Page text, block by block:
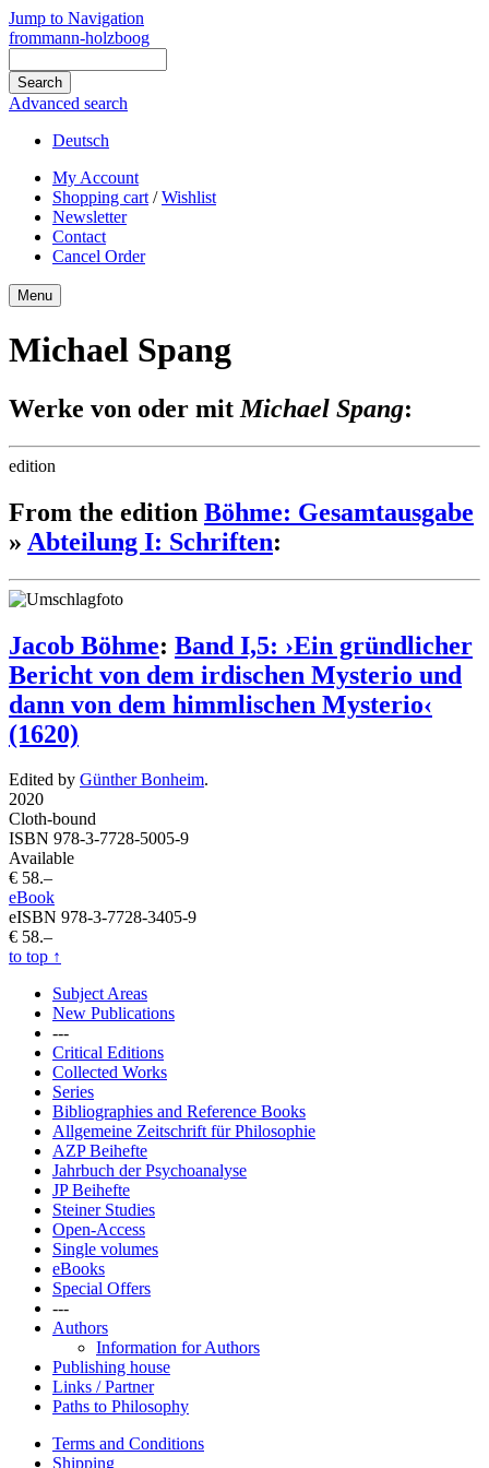
Jump to Navigation
frommann-holzboog
Advanced search
Deutsch
My Account
Shopping cart /Wishlist
Newsletter
Contact
Cancel Order
Menu
Michael Spang
Werke von oder mit Michael Spang:
edition
From the edition Böhme: Gesamtausgabe
» Abteilung I: Schriften:
Jacob Böhme: Band I,5: ›Ein gründlicher
Bericht von dem irdischen Mysterio und
dann von dem himmlischen Mysterio‹
(1620)
Edited by Günther Bonheim.
2020
Cloth-bound
ISBN 978-3-7728-5005-9
Available
€ 58.–
eBook
eISBN 978-3-7728-3405-9
€ 58.–
to top ↑
Subject Areas
New Publications
---
Critical Editions
Collected Works
Series
Bibliographies and Reference Books
Allgemeine Zeitschrift für Philosophie
AZP Beihefte
Jahrbuch der Psychoanalyse
JP Beihefte
Steiner Studies
Open-Access
Single volumes
eBooks
Special Offers
---
Authors
Information for Authors
Publishing house
Links / Partner
Paths to Philosophy
Terms and Conditions
Shipping